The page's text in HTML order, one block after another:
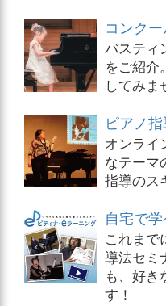
コンク
バスティ
をご紹介
してみま
ピアノ
オンライ
なテーマ
指導のス
自宅で
これまで
導法セミ
も、好き
す！